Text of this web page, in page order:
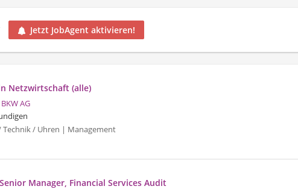
Jetzt JobAgent aktivieren!
Netzwirtschaft (alle)
BKW AG
Technik / Uhren | Management
Manager, Financial Services Audit